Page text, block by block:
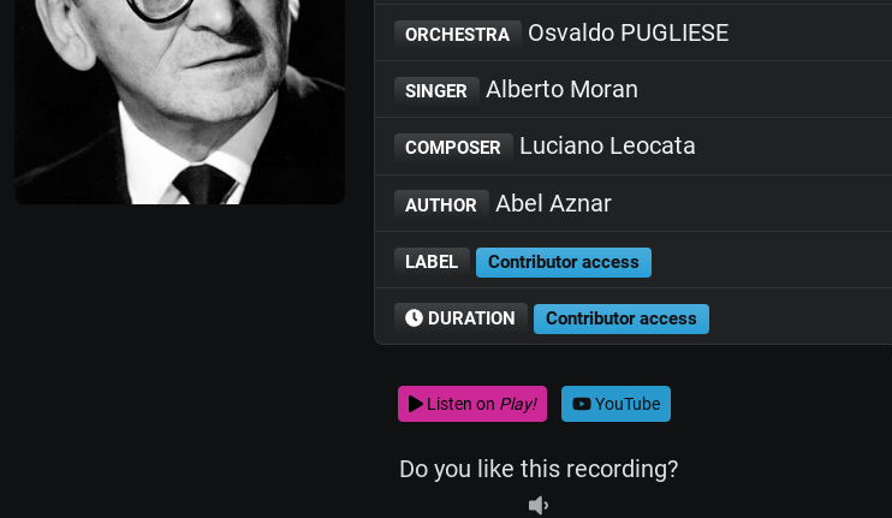
ORCHESTRA Osvaldo PUGLIESE
SINGER Alberto Moran
COMPOSER Luciano Leocata
AUTHOR Abel Aznar
LABEL Contributor access
DURATION Contributor access
Listen on Play! YouTube
Do you like this recording?